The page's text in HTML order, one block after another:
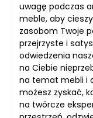
uwagę podczas
meble, aby
zasobom Twoje
przejrzyste i
odwiedzenia
na Ciebie
na temat mebli i
możesz zyskać,
na twórcze